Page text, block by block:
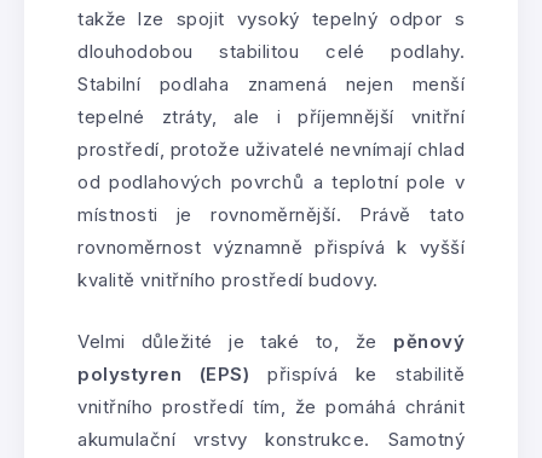
takže lze spojit vysoký tepelný odpor s
dlouhodobou stabilitou celé podlahy.
Stabilní podlaha znamená nejen menší
tepelné ztráty, ale i příjemnější vnitřní
prostředí, protože uživatelé nevnímají chlad
od podlahových povrchů a teplotní pole v
místnosti je rovnoměrnější. Právě tato
rovnoměrnost významně přispívá k vyšší
kvalitě vnitřního prostředí budovy.
Velmi důležité je také to, že pěnový
polystyren (EPS) přispívá ke stabilitě
vnitřního prostředí tím, že pomáhá chránit
akumulační vrstvy konstrukce. Samotný